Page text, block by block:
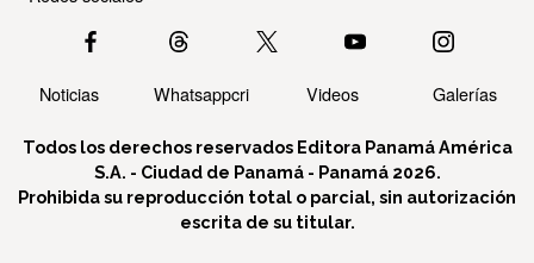
Noticias Whatsappcri Videos Galerías
Todos los derechos reservados Editora Panamá América
S.A. - Ciudad de Panamá - Panamá 2026.
Prohibida su reproducción total o parcial, sin autorización
escrita de su titular.